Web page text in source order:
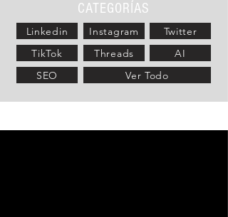
CATEGORÍAS
Linkedin Instagram
Twitter
TikTok
Threads
AI
SEO
Ver Todo